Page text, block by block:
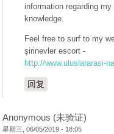
information regarding my
knowledge.
Feel free to surf to my
şirinevler escort -
http://www.uluslararasi-
回复
Anonymous (未验证)
星期三, 06/05/2019 - 18:05